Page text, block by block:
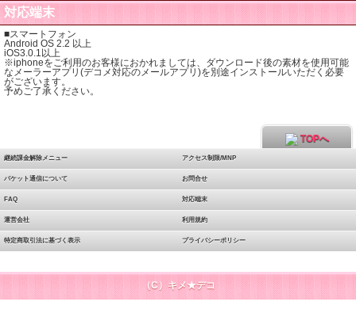
対応端末
■スマートフォン
Android OS 2.2 以上
iOS3.0.1以上
※iphoneをご利用のお客様におかれましては、ダウンロード後の素材を使用可能
なメーラーアプリ(デコメ対応のメールアプリ)を別途インストールいただく必要
がございます。
予めご了承ください。
TOPへ
継続課金解除メニュー アクセス制限/MNP
パケット通信について お問合せ
FAQ 対応端末
運営会社 利用規約
特定商取引法に基づく表示 プライバシーポリシー
（C）キメ★デコ